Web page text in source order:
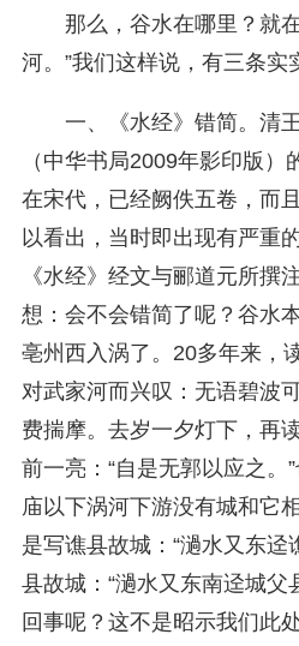
那么，谷水在哪里？就
河。”我们这样说，有三条实
一、《水经》错简。清
（中华书局2009年影印版）
在宋代，已经阙佚五卷，而
以看出，当时即出现有严重
《水经》经文与郦道元所撰
想：会不会错简了呢？谷水
亳州西入涡了。20多年来，
对武家河而兴叹：无语碧波
费揣摩。去岁一夕灯下，再
前一亮：“自是无郭以应之。
庙以下涡河下游没有城和它
是写谯县故城：“濄水又东迳
县故城：“濄水又东南迳城父
回事呢？这不是昭示我们此